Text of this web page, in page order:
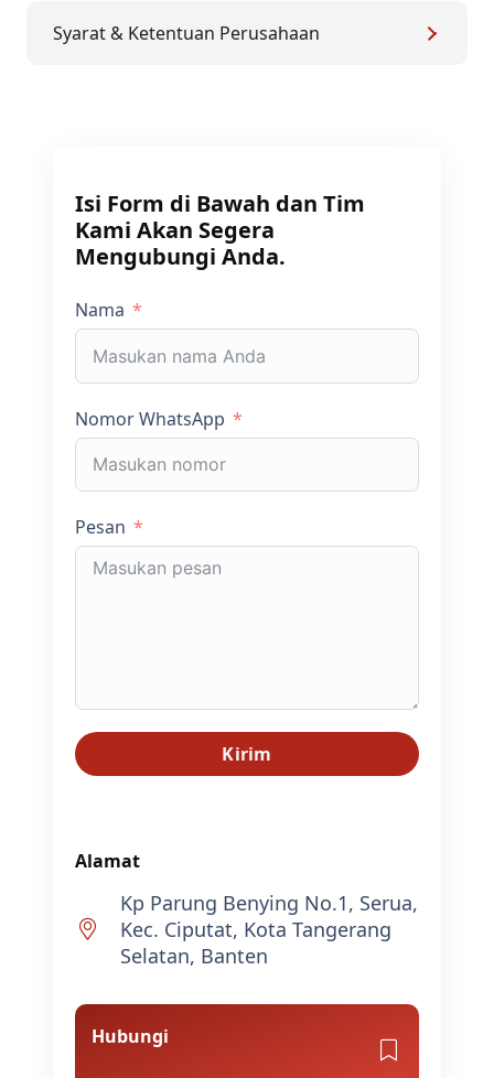
Syarat & Ketentuan Perusahaan
Alamat
Kp Parung Benying No.1, Serua,
Kec. Ciputat, Kota Tangerang
Selatan, Banten
Hubungi
Isi Form di Bawah dan Tim
Kami Akan Segera
Mengubungi Anda.
Nama
Nomor WhatsApp
Pesan
Kirim